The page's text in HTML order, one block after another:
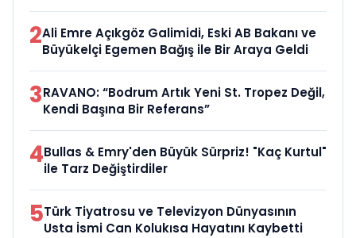
2Ali Emre Açıkgöz Galimidi, Eski AB Bakanı ve
Büyükelçi Egemen Bağış ile Bir Araya Geldi
3RAVANO: “Bodrum Artık Yeni St. Tropez Değil,
Kendi Başına Bir Referans”
4Bullas & Emry'den Büyük Sürpriz! "Kaç Kurtul"
ile Tarz Değiştirdiler
5Türk Tiyatrosu ve Televizyon Dünyasının
Usta İsmi Can Kolukısa Hayatını Kaybetti